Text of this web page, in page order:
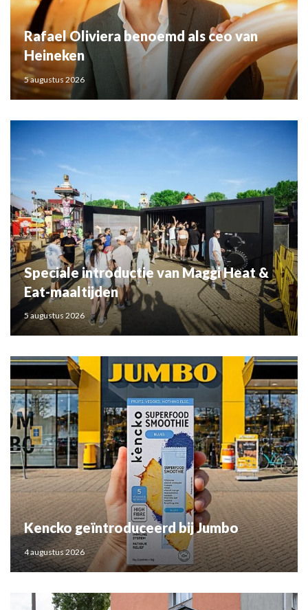
Rafael Oliviera benoemd als ceo van
Heineken
5 augustus 2026
Speciale introductie van Maggi Heat &
Eat-maaltijden
5 augustus 2026
Kencko geïntroduceerd bij Jumbo
4 augustus 2026